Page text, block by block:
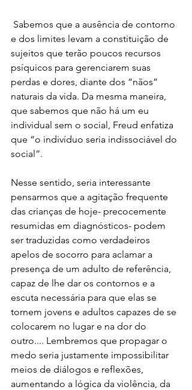
e dos limites levam a constituição de
sujeitos que terão poucos recursos
psíquicos para gerenciarem suas
perdas e dores, diante dos “nãos”
naturais da vida. Da mesma maneira,
que sabemos que não há um eu
individual sem o social, Freud enfatiza
que “o indivíduo seria indissociável do
social”.
Nesse sentido, seria interessante
pensarmos que a agitação frequente
das crianças de hoje- precocemente
resumidas em diagnósticos- podem
ser traduzidas como verdadeiros
apelos de socorro para aclamar a
presença de um adulto de referência,
capaz de lhe dar os contornos e a
escuta necessária para que elas se
tornem jovens e adultos capazes de se
colocarem no lugar e na dor do
outro.... Lembremos que propagar o
medo seria justamente impossibilitar
meios de diálogos e reflexões,
aumentando a lógica da violência, da